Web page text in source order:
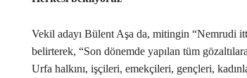
Vekil adayı Bülent Aşa da, mitingin “Nemrudi
belirterek, “Son dönemde yapılan tüm
Urfa halkını, işçileri, emekçileri, gençleri,